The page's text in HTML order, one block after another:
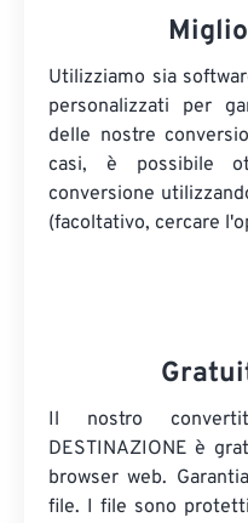
Utilizziamo sia
personalizzati per
delle nostre
casi, è possibile
conversione
(facoltativo, cercare
Il nostro
DESTINAZIONE è
browser web.
file. I file sono